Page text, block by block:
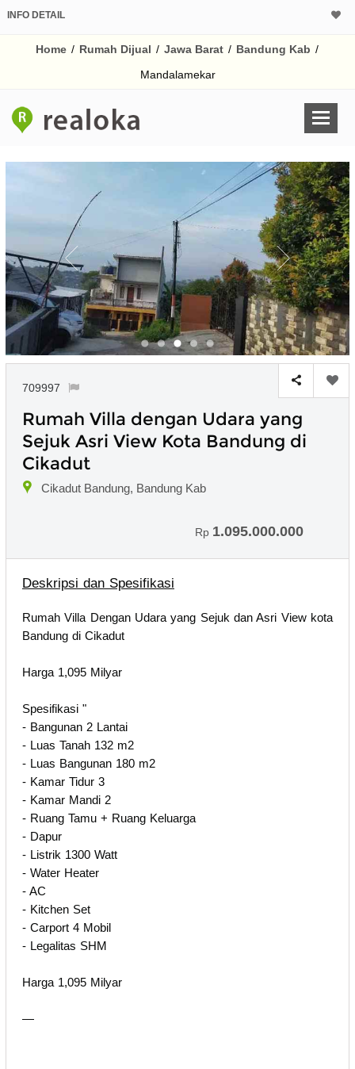
INFO DETAIL
Home / Rumah Dijual / Jawa Barat / Bandung Kab /
Mandalamekar
709997
Rumah Villa dengan Udara yang
Sejuk Asri View Kota Bandung di
Cikadut
Cikadut Bandung, Bandung Kab
Rp 1.095.000.000
Deskripsi dan Spesifikasi
Rumah Villa Dengan Udara yang Sejuk dan Asri View kota
Bandung di Cikadut
Harga 1,095 Milyar
Spesifikasi "
- Bangunan 2 Lantai
- Luas Tanah 132 m2
- Luas Bangunan 180 m2
- Kamar Tidur 3
- Kamar Mandi 2
- Ruang Tamu + Ruang Keluarga
- Dapur
- Listrik 1300 Watt
- Water Heater
- AC
- Kitchen Set
- Carport 4 Mobil
- Legalitas SHM
Harga 1,095 Milyar
—
Harga Rp
% /th
Untuk hasil simulasi
pada kotak-
Simpan